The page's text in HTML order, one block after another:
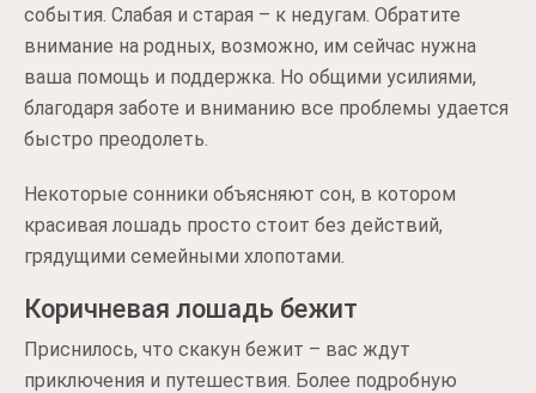
события. Слабая и старая – к недугам. Обратите
внимание на родных, возможно, им сейчас нужна
ваша помощь и поддержка. Но общими усилиями,
благодаря заботе и вниманию все проблемы удается
быстро преодолеть.
Некоторые сонники объясняют сон, в котором
красивая лошадь просто стоит без действий,
грядущими семейными хлопотами.
Коричневая лошадь бежит
Приснилось, что скакун бежит – вас ждут
приключения и путешествия. Более подробную